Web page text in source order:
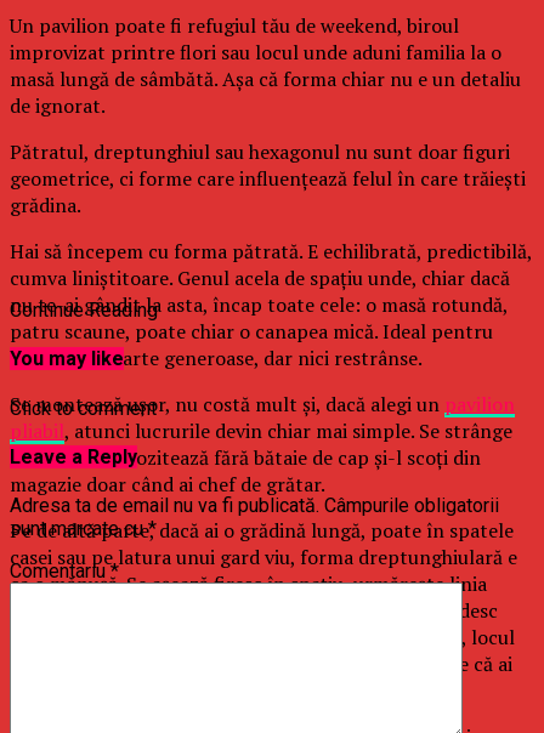
Un pavilion poate fi refugiul tău de weekend, biroul
improvizat printre flori sau locul unde aduni familia la o
masă lungă de sâmbătă. Așa că forma chiar nu e un detaliu
de ignorat.
Pătratul, dreptunghiul sau hexagonul nu sunt doar figuri
geometrice, ci forme care influenţează felul în care trăiești
grădina.
Hai să începem cu forma pătrată. E echilibrată, predictibilă,
cumva liniștitoare. Genul acela de spaţiu unde, chiar dacă
nu te-ai gândit la asta, încap toate cele: o masă rotundă,
patru scaune, poate chiar o canapea mică. Ideal pentru
grădini nu foarte generoase, dar nici restrânse.
Se montează ușor, nu costă mult și, dacă alegi un pavilion
pliabil, atunci lucrurile devin chiar mai simple. Se strânge
repede, se depozitează fără bătaie de cap și-l scoți din
magazie doar când ai chef de grătar.
Pe de altă parte, dacă ai o grădină lungă, poate în spatele
casei sau pe latura unui gard viu, forma dreptunghiulară e
ca o mănușă. Se așează firesc în spaţiu, urmărește linia
terenului, nu rupe ritmul. E alegerea celor care gândesc
spaţiul un pic mai practic: ai zona de stat la povești, locul
pentru mâncare, colţul cu grătarul. Uneori ți se pare că ai
Continue Reading
You may like
Click to comment
Leave a Reply
Adresa ta de email nu va fi publicată. Câmpurile obligatorii
sunt marcate cu*
Comentariu*